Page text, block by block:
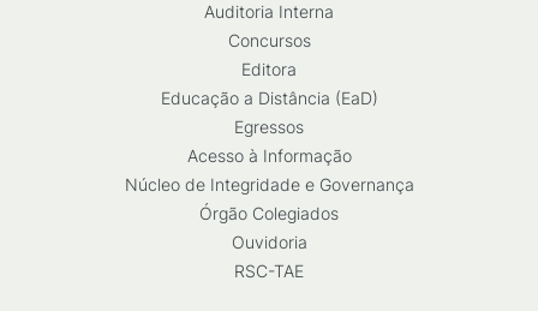
Auditoria Interna
Concursos
Editora
Educação a Distância (EaD)
Egressos
Acesso à Informação
Núcleo de Integridade e Governança
Órgão Colegiados
Ouvidoria
RSC-TAE